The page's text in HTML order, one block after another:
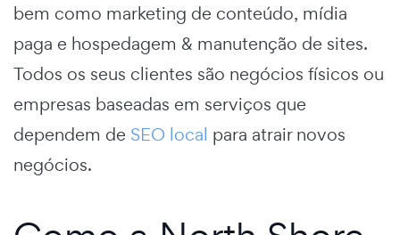
bem como marketing de conteúdo, mídia
paga e hospedagem & manutenção de sites.
Todos os seus clientes são negócios físicos ou
empresas baseadas em serviços que
dependem de SEO local para atrair novos
negócios.